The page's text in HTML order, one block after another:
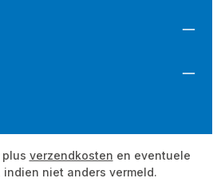
verzendkosten en eventuele
indien niet anders vermeld.